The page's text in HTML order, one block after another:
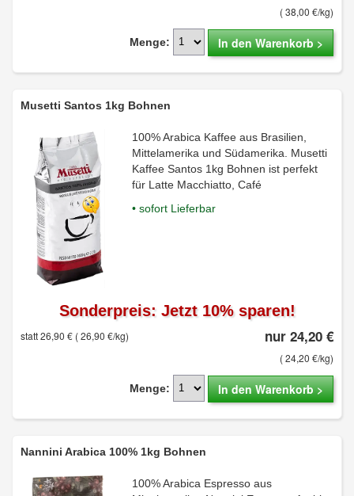
( 38,00 €/kg)
Menge: In den Warenkorb >
Musetti Santos 1kg Bohnen
100% Arabica Kaffee aus Brasilien,
Mittelamerika und Südamerika. Musetti
Kaffee Santos 1kg Bohnen ist perfekt
für Latte Macchiatto, Café
• sofort Lieferbar
Sonderpreis: Jetzt 10% sparen!
statt 26,90 € ( 26,90 €/kg) nur 24,20 €
( 24,20 €/kg)
Menge: In den Warenkorb >
Nannini Arabica 100% 1kg Bohnen
100% Arabica Espresso aus